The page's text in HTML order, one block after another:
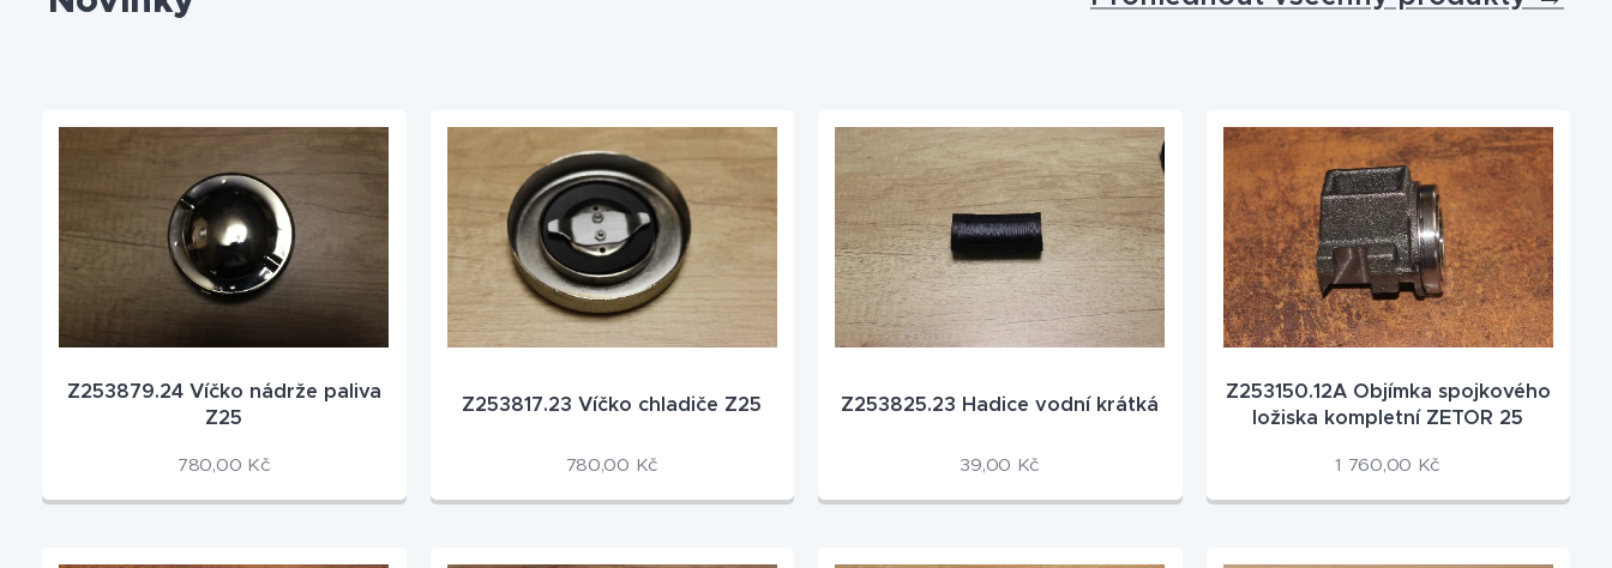
Z253879.24 Víčko nádrže paliva
Z25
780,00 Kč
Z253817.23 Víčko chladiče Z25
780,00 Kč
Z253825.23 Hadice vodní krátká
39,00 Kč
Z253150.12A Objímka spojkového
ložiska kompletní ZETOR 25
1 760,00 Kč